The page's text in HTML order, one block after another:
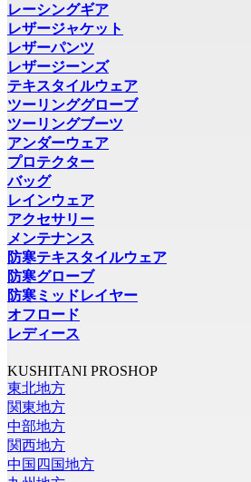
レーシングギア
レザージャケット
レザーパンツ
レザージーンズ
テキスタイルウェア
ツーリンググローブ
ツーリングブーツ
アンダーウェア
プロテクター
バッグ
レインウェア
アクセサリー
メンテナンス
防寒テキスタイルウェア
防寒グローブ
防寒ミッドレイヤー
オフロード
レディース
KUSHITANI PROSHOP
東北地方
関東地方
中部地方
関西地方
中国四国地方